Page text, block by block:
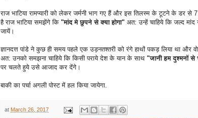
राज भाटिया रामप्यारी को लेकर जर्मनी भाग गए हैं और इस तिलस्म के टूटने के डर से 7
है राज भाटिया समझेंगे कि "मांद मे छुपने से क्या होगा" अत: उन्हें चाहिये कि जल्द मांद
जायें।
ज्ञानदत्त पांडे ने कुछ ही समय पहले एक उड़नतश्तरी को रंगे हाथों पकड़ लिया था और
अत: उनको समझना चाहिये कि किसी पराये देश के यान के साथ "जानी हम दुश्मनों
पर चलते हुये उसे आजाद कर देंगे।
बाकी का पर्चा अगली पोस्ट में हल किया जायेगा.
at March 26, 2017